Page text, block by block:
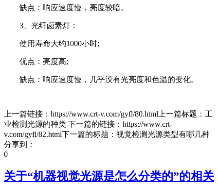
缺点：响应速度慢，亮度较暗。
3、光纤卤素灯：
使用寿命大约1000小时;
优点：亮度高;
缺点：响应速度慢，几乎没有光亮度和色温的变化。
上一篇链接：https://www.crt-v.com/gyfl/80.html上一篇标题：工
业检测光源的种类 下一篇的链接：https://www.crt-
v.com/gyfl/82.html下一篇的标题：视觉检测光源类型有哪几种
分享到：
0
关于“机器视觉光源是怎么分类的”的相关